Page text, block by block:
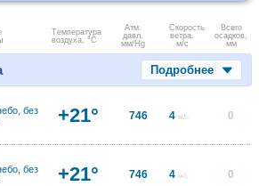
Температура
воздуха, °C
Атм.
давл.
мм/Hg
Скорость
ветра.
м/с
Всего
осадков,
мм
Подробнее
без
+21° 746 4 м/с 0
без
+21° 746 4 м/с 0